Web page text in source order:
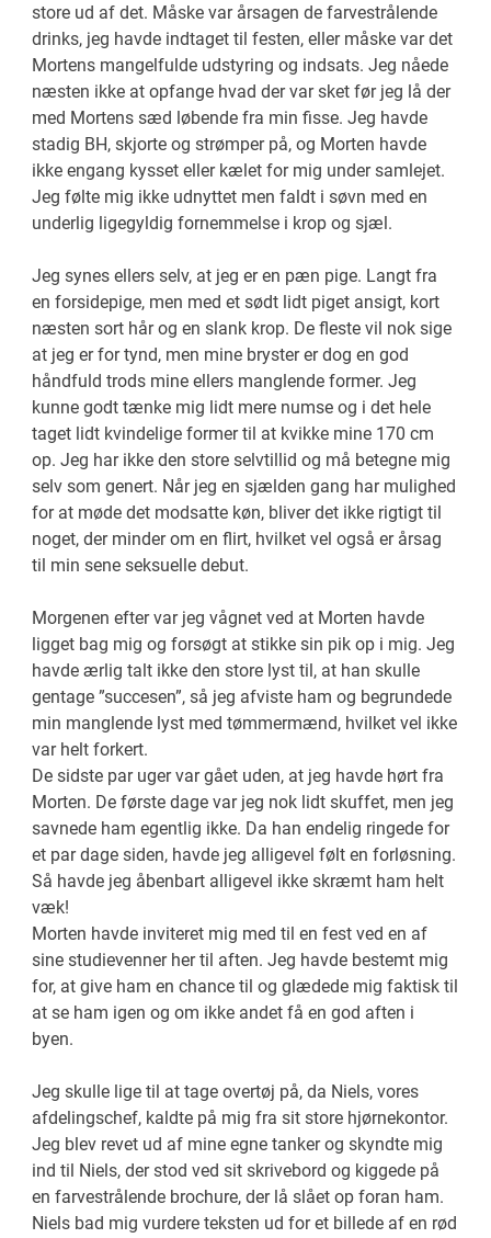
store ud af det. Måske var årsagen de farvestrålende
drinks, jeg havde indtaget til festen, eller måske var det
Mortens mangelfulde udstyring og indsats. Jeg nåede
næsten ikke at opfange hvad der var sket før jeg lå der
med Mortens sæd løbende fra min fisse. Jeg havde
stadig BH, skjorte og strømper på, og Morten havde
ikke engang kysset eller kælet for mig under samlejet.
Jeg følte mig ikke udnyttet men faldt i søvn med en
underlig ligegyldig fornemmelse i krop og sjæl.
Jeg synes ellers selv, at jeg er en pæn pige. Langt fra
en forsidepige, men med et sødt lidt piget ansigt, kort
næsten sort hår og en slank krop. De fleste vil nok sige
at jeg er for tynd, men mine bryster er dog en god
håndfuld trods mine ellers manglende former. Jeg
kunne godt tænke mig lidt mere numse og i det hele
taget lidt kvindelige former til at kvikke mine 170 cm
op. Jeg har ikke den store selvtillid og må betegne mig
selv som genert. Når jeg en sjælden gang har mulighed
for at møde det modsatte køn, bliver det ikke rigtigt til
noget, der minder om en flirt, hvilket vel også er årsag
til min sene seksuelle debut.
Morgenen efter var jeg vågnet ved at Morten havde
ligget bag mig og forsøgt at stikke sin pik op i mig. Jeg
havde ærlig talt ikke den store lyst til, at han skulle
gentage ”succesen”, så jeg afviste ham og begrundede
min manglende lyst med tømmermænd, hvilket vel ikke
var helt forkert.
De sidste par uger var gået uden, at jeg havde hørt fra
Morten. De første dage var jeg nok lidt skuffet, men jeg
savnede ham egentlig ikke. Da han endelig ringede for
et par dage siden, havde jeg alligevel følt en forløsning.
Så havde jeg åbenbart alligevel ikke skræmt ham helt
væk!
Morten havde inviteret mig med til en fest ved en af
sine studievenner her til aften. Jeg havde bestemt mig
for, at give ham en chance til og glædede mig faktisk til
at se ham igen og om ikke andet få en god aften i
byen.
Jeg skulle lige til at tage overtøj på, da Niels, vores
afdelingschef, kaldte på mig fra sit store hjørnekontor.
Jeg blev revet ud af mine egne tanker og skyndte mig
ind til Niels, der stod ved sit skrivebord og kiggede på
en farvestrålende brochure, der lå slået op foran ham.
Niels bad mig vurdere teksten ud for et billede af en rød